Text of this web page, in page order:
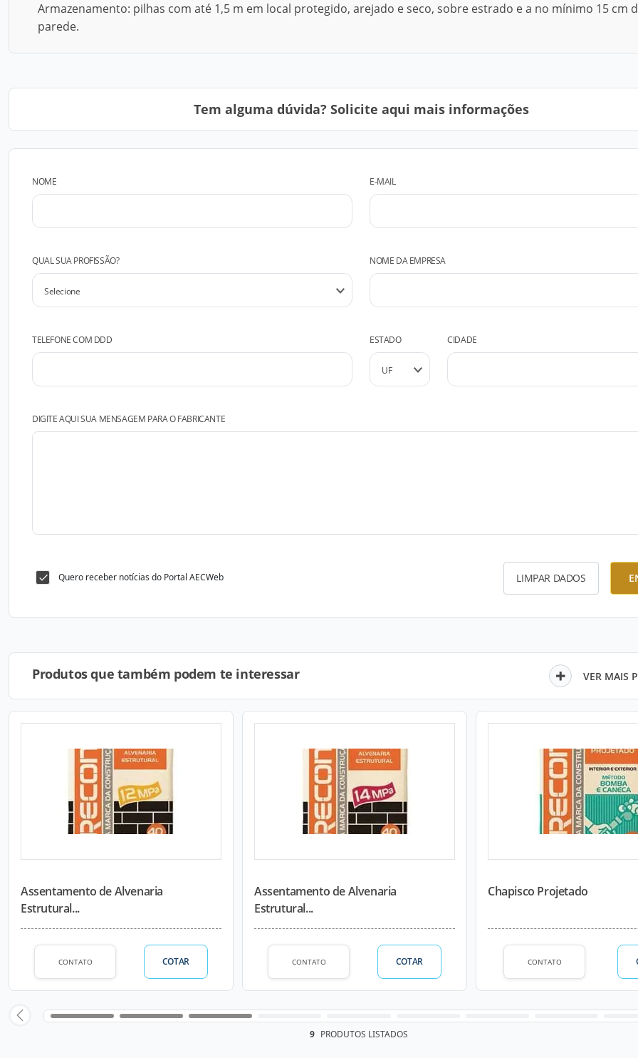
Armazenamento: pilhas com até 1,5 m em local protegido, arejado e seco, sobre estrado e a no mínimo 15 cm
parede.
Tem alguma dúvida? Solicite aqui mais informações
NOME E-MAIL
QUAL SUA PROFISSÃO? NOME DA EMPRESA
TELEFONE COM DDD ESTADO CIDADE
DIGITE AQUI SUA MENSAGEM PARA O FABRICANTE
Quero receber notícias do Portal AECWeb LIMPAR DADOS
Produtos que também podem te interessar VER MAIS
Assentamento de Alvenaria
Estrutural...
CONTATO COTAR
Assentamento de Alvenaria
Estrutural...
CONTATO COTAR
Chapisco Projetado
CONTATO
9 PRODUTOS LISTADOS